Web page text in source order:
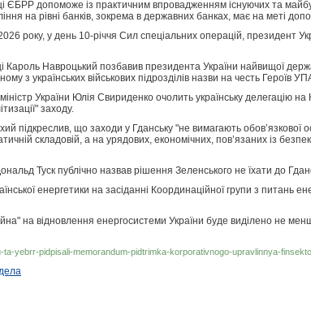
ЄБРР допоможе із практичним впровадженням існуючих та
на рівні банків, зокрема в державних банках, має на меті
року, у день 10-річчя Сил спеціальних операцій, президент
Навроцький позбавив президента України найвищої
з українських військових підрозділів назви на честь Героїв
України Юлія Свириденко очолить українську делегацію
заходу.
підкреслив, що заходи у Гданську "не вимагають обов’язкової
складовій, а на урядових, економічних, пов’язаних із
Туск публічно назвав рішення Зеленського не їхати до
енергетики на засіданні Координаційної групи з питань
на відновлення енергосистеми України буде виділено не
ta-yebrr-pidpisali-memorandum-pidtrimka-korporativnogo-upravlinnya-